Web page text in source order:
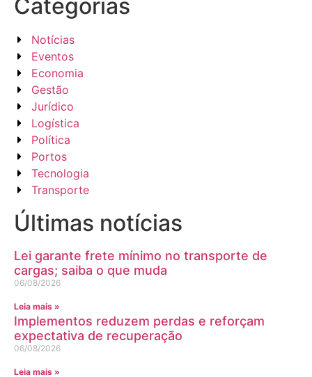
Categorias
Notícias
Eventos
Economia
Gestão
Jurídico
Logística
Política
Portos
Tecnologia
Transporte
Últimas notícias
Lei garante frete mínimo no transporte de
cargas; saiba o que muda
06/08/2026
Leia mais »
Implementos reduzem perdas e reforçam
expectativa de recuperação
06/08/2026
Leia mais »